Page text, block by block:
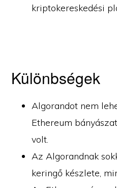
kriptokereskedési
Különbségek
Algorandot nem
Ethereum
volt.
Az Algorandnak
keringő készlete,